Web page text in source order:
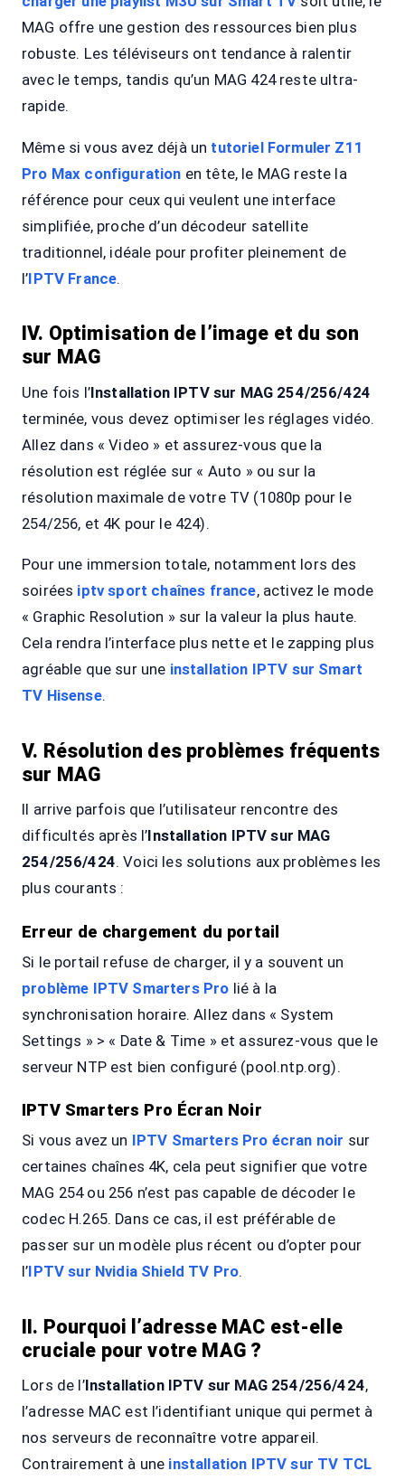
MAG offre une gestion des ressources bien plus
robuste. Les téléviseurs ont tendance à ralentir
avec le temps, tandis qu’un MAG 424 reste ultra-
rapide.
Même si vous avez déjà un tutoriel Formuler Z11
Pro Max configuration en tête, le MAG reste la
référence pour ceux qui veulent une interface
simplifiée, proche d’un décodeur satellite
traditionnel, idéale pour profiter pleinement de
l’IPTV France.
IV. Optimisation de l’image et du son
sur MAG
Une fois l’Installation IPTV sur MAG 254/256/424
terminée, vous devez optimiser les réglages vidéo.
Allez dans « Video » et assurez-vous que la
résolution est réglée sur « Auto » ou sur la
résolution maximale de votre TV (1080p pour le
254/256, et 4K pour le 424).
Pour une immersion totale, notamment lors des
soirées iptv sport chaînes france, activez le mode
« Graphic Resolution » sur la valeur la plus haute.
Cela rendra l’interface plus nette et le zapping plus
agréable que sur une installation IPTV sur Smart
TV Hisense.
V. Résolution des problèmes fréquents
sur MAG
Il arrive parfois que l’utilisateur rencontre des
difficultés après l’ Installation IPTV sur MAG
254/256/424. Voici les solutions aux problèmes les
plus courants :
Erreur de chargement du portail
Si le portail refuse de charger, il y a souvent un
problème IPTV Smarters Pro lié à la
synchronisation horaire. Allez dans « System
Settings » > « Date & Time » et assurez-vous que le
serveur NTP est bien configuré (pool.ntp.org).
IPTV Smarters Pro Écran Noir
Si vous avez un IPTV Smarters Pro écran noir sur
certaines chaînes 4K, cela peut signifier que votre
MAG 254 ou 256 n’est pas capable de décoder le
codec H.265. Dans ce cas, il est préférable de
passer sur un modèle plus récent ou d’opter pour
l’ IPTV sur Nvidia Shield TV Pro.
II. Pourquoi l’adresse MAC est-elle
cruciale pour votre MAG ?
Lors de l’Installation IPTV sur MAG 254/256/424,
l’adresse MAC est l’identifiant unique qui permet à
nos serveurs de reconnaître votre appareil.
Contrairement à une installation IPTV sur TV TCL